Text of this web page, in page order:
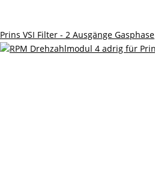
Prins VSI Filter - 2 Ausgänge Gasphase